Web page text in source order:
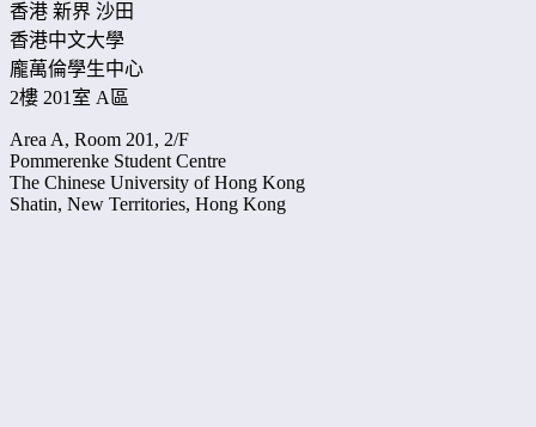
香港 新界 沙田
香港中文大學
龐萬倫學生中心
2樓 201室 A區
Area A, Room 201, 2/F
Pommerenke Student Centre
The Chinese University of Hong Kong
Shatin, New Territories, Hong Kong